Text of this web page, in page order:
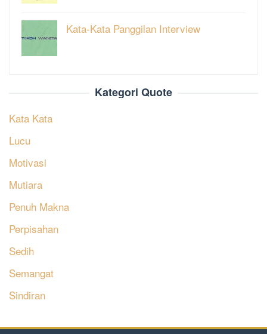
Kata-Kata Panggilan Interview
Kategori Quote
Kata Kata
Lucu
Motivasi
Mutiara
Penuh Makna
Perpisahan
Sedih
Semangat
Sindiran